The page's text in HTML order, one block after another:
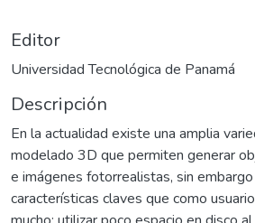
Editor
Universidad Tecnológica de Panamá
Descripción
En la actualidad existe una amplia
modelado 3D que permiten generar
e imágenes fotorrealistas, sin
características claves que como